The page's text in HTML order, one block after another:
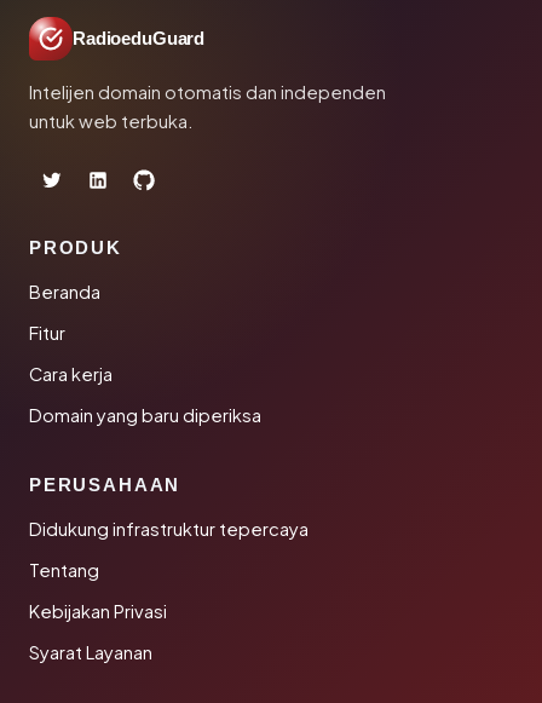
RadioeduGuard
Intelijen domain otomatis dan independen
untuk web terbuka.
PRODUK
Beranda
Fitur
Cara kerja
Domain yang baru diperiksa
PERUSAHAAN
Didukung infrastruktur tepercaya
Tentang
Kebijakan Privasi
Syarat Layanan